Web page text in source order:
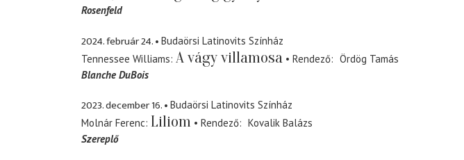
Rosenfeld
2024. február 24.
Budaörsi Latinovits Színház
Tennessee Williams A vágy villamosa Rendező
Ördög Tamás
Blanche DuBois
2023. december 16.
Budaörsi Latinovits Színház
Molnár Ferenc Liliom Rendező
Kovalik Balázs
Szereplő